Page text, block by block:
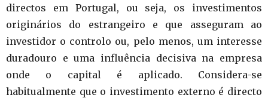
directos em Portugal, ou seja, os investimentos
originários do estrangeiro e que asseguram ao
investidor o controlo ou, pelo menos, um interesse
duradouro e uma influência decisiva na empresa
onde o capital é aplicado. Considera-se
habitualmente que o investimento externo é directo